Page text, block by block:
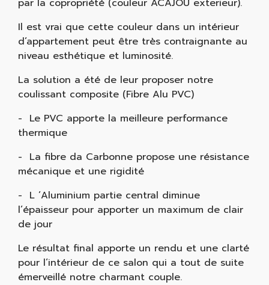
Il est vrai que cette couleur dans un intérieur
d’appartement peut être très contraignante au
niveau esthétique et luminosité.
La solution a été de leur proposer notre
coulissant composite (Fibre Alu PVC)
- Le PVC apporte la meilleure performance
thermique
- La fibre da Carbonne propose une résistance
mécanique et une rigidité
- L ’Aluminium partie central diminue
l’épaisseur pour apporter un maximum de clair
de jour
Le résultat final apporte un rendu et une clarté
pour l’intérieur de ce salon qui a tout de suite
émerveillé notre charmant couple.